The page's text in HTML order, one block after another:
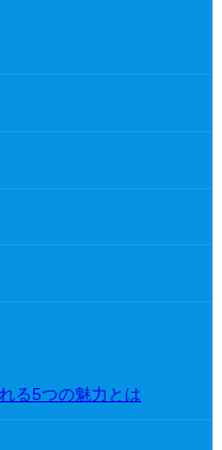
る5つの魅力とは